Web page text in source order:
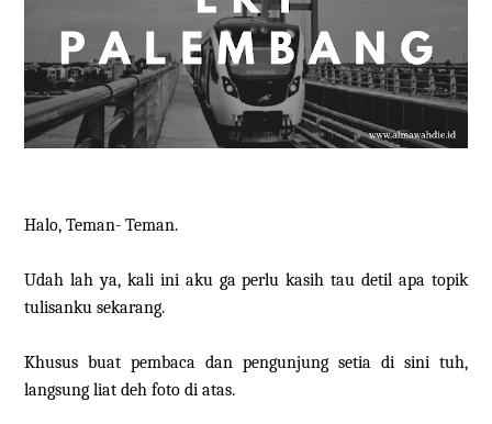
Halo, Teman- Teman.
Udah lah ya, kali ini aku ga perlu kasih tau detil apa topik
tulisanku sekarang.
Khusus buat pembaca dan pengunjung setia di sini tuh,
langsung liat deh foto di atas.